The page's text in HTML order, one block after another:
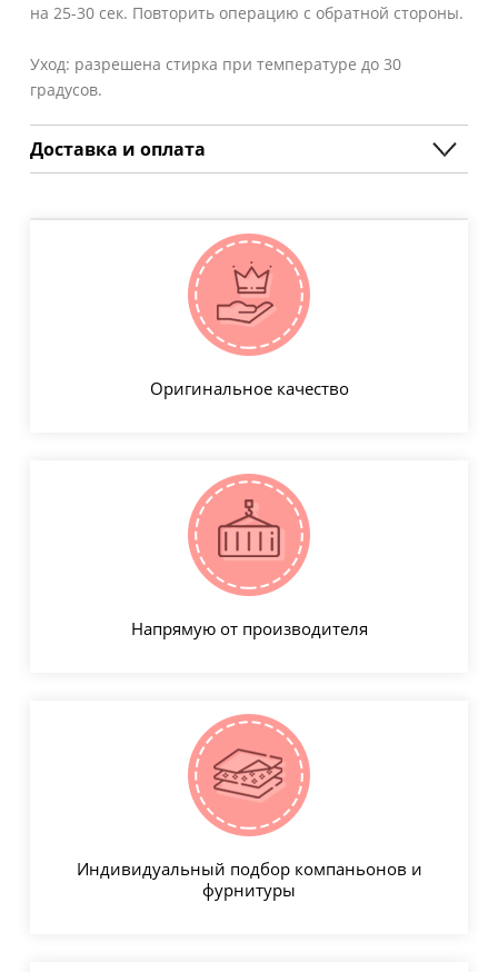
на 25-30 сек. Повторить операцию с обратной стороны.
Уход: разрешена стирка при температуре до 30
градусов.
Доставка и оплата
Оригинальное качество
Напрямую от производителя
Индивидуальный подбор компаньонов и
фурнитуры